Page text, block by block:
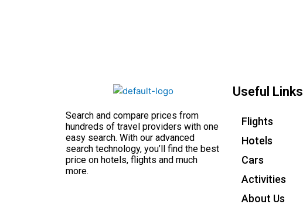
Search and compare prices from
hundreds of travel providers with one
easy search. With our advanced
search technology, you’ll find the best
price on hotels, flights and much
more.
Useful Links
Flights
Hotels
Cars
Activities
About Us